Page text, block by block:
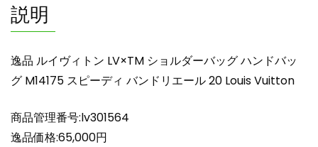
ッ
グ
ハ
ン
ド
ッ
グ
説明
逸品 ルイヴィトン LV×TM ショルダーバッグ ハンドバッ
グ M14175 スピーディ バンドリエール 20 Louis Vuitton
商品管理番号:lv301564
逸品価格:65,000円